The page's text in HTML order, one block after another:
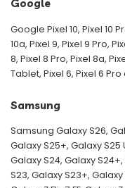
Google
Google Pixel 10, Pixel 10
10a, Pixel 9, Pixel 9 Pro,
8, Pixel 8 Pro, Pixel 8a,
Tablet, Pixel 6, Pixel 6 Pro
Samsung
Samsung Galaxy S26,
Galaxy S25+, Galaxy S25
Galaxy S24, Galaxy
S23, Galaxy S23+, Galaxy